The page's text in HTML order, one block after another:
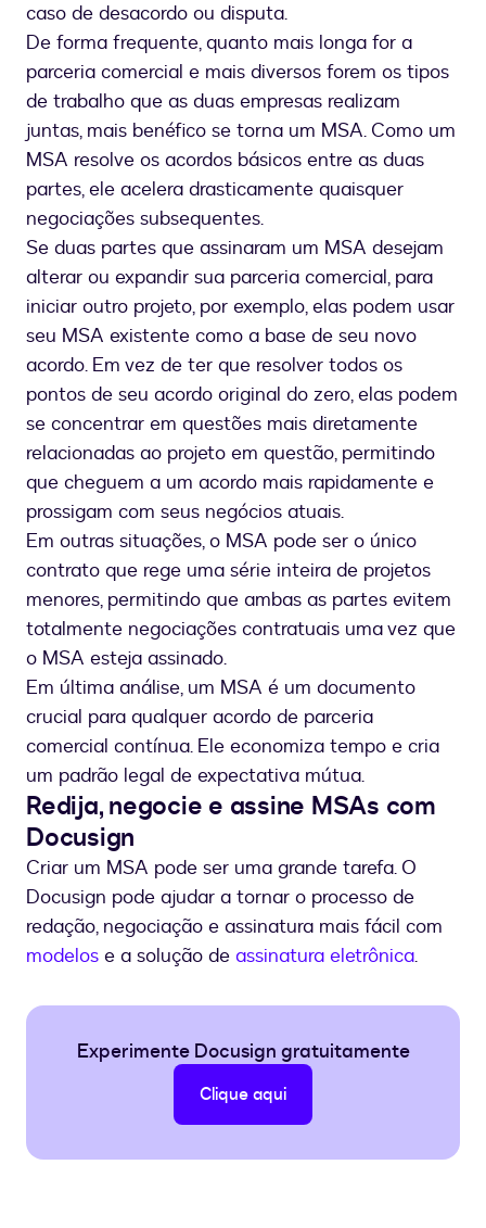
caso de desacordo ou disputa.
De forma frequente, quanto mais longa for a
parceria comercial e mais diversos forem os tipos
de trabalho que as duas empresas realizam
juntas, mais benéfico se torna um MSA. Como um
MSA resolve os acordos básicos entre as duas
partes, ele acelera drasticamente quaisquer
negociações subsequentes.
Se duas partes que assinaram um MSA desejam
alterar ou expandir sua parceria comercial, para
iniciar outro projeto, por exemplo, elas podem usar
seu MSA existente como a base de seu novo
acordo. Em vez de ter que resolver todos os
pontos de seu acordo original do zero, elas podem
se concentrar em questões mais diretamente
relacionadas ao projeto em questão, permitindo
que cheguem a um acordo mais rapidamente e
prossigam com seus negócios atuais.
Em outras situações, o MSA pode ser o único
contrato que rege uma série inteira de projetos
menores, permitindo que ambas as partes evitem
totalmente negociações contratuais uma vez que
o MSA esteja assinado.
Em última análise, um MSA é um documento
crucial para qualquer acordo de parceria
comercial contínua. Ele economiza tempo e cria
um padrão legal de expectativa mútua.
Redija, negocie e assine MSAs com
Docusign
Criar um MSA pode ser uma grande tarefa. O
Docusign pode ajudar a tornar o processo de
redação, negociação e assinatura mais fácil com
modelos e a solução de assinatura eletrônica.
Experimente Docusign gratuitamente
Clique aqui